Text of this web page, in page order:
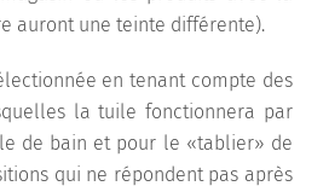
auront une teinte différente).
en tenant compte des
la tuile fonctionnera par
de bain et pour le «tablier» de
qui ne répondent pas après